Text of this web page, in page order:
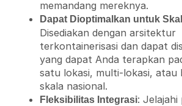
memandang mereknya.
Dapat Dioptimalkan untuk
Disediakan dengan arsitektur
terkontainerisasi dan dapat
yang dapat Anda terapkan
satu lokasi, multi-lokasi, atau
skala nasional.
Fleksibilitas Integrasi: Jelajahi